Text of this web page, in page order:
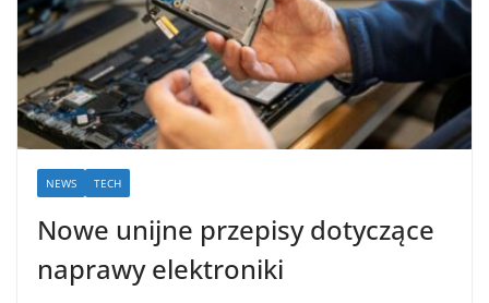
NEWS TECH
Nowe unijne przepisy dotyczące
naprawy elektroniki